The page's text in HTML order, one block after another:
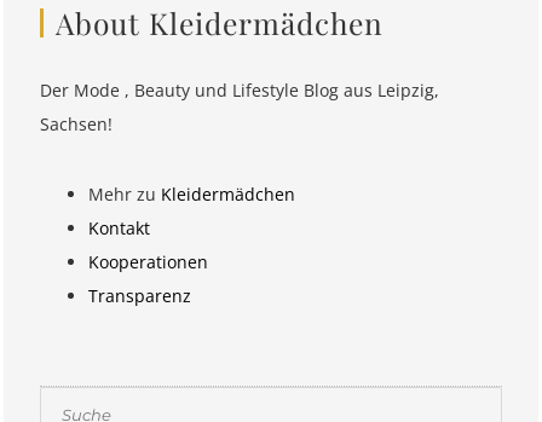
About Kleidermädchen
Der Mode , Beauty und Lifestyle Blog aus Leipzig,
Sachsen!
Mehr zu Kleidermädchen
Kontakt
Kooperationen
Transparenz